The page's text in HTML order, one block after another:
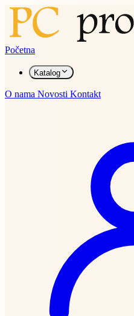
Početna
Katalog
O nama Novosti Kontakt